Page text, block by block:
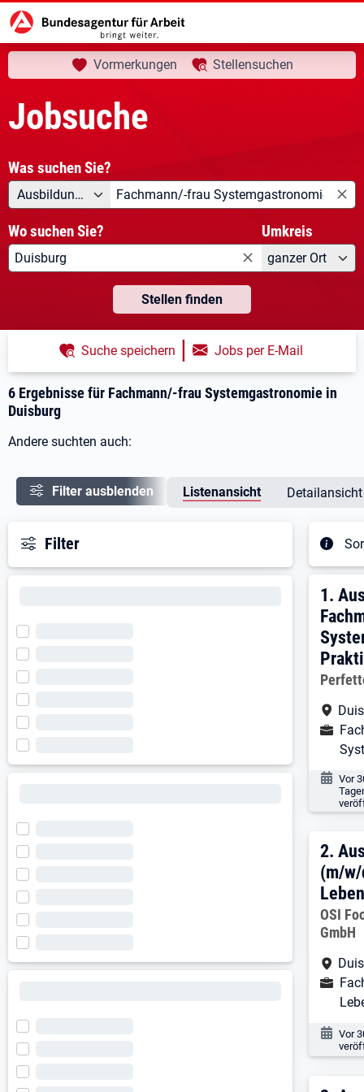
Startseite Jobsuche aktuelle Seite:
Ihre Suche
Vormerkungen Stellensuchen
Jobsuche
Was suchen Sie?
Angebotsart
Ausbildung/Duales Studium
Was suchen Sie?
Wo suchen Sie? Umkreis
ganzer Ort
Stellen finden
6 Ergebnisse für Fachmann/-frau Systemgastronomie in
Duisburg
Suche speichern | Jobs per E-Mail
Andere suchten auch:
Filter ausblenden Listenansicht Detailansicht
Filter
1.
1.
Vor
2.
2.
(m/
OSI
GmbH
Vor